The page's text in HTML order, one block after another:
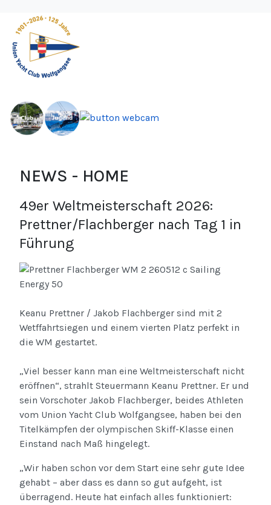
NEWS - HOME
49er Weltmeisterschaft 2026:
Prettner/Flachberger nach Tag 1 in
Führung
Keanu Prettner / Jakob Flachberger sind mit 2
Wetffahrtsiegen und einem vierten Platz perfekt in
die WM gestartet.
„Viel besser kann man eine Weltmeisterschaft nicht
eröffnen“, strahlt Steuermann Keanu Prettner. Er und
sein Vorschoter Jakob Flachberger, beides Athleten
vom Union Yacht Club Wolfgangsee, haben bei den
Titelkämpfen der olympischen Skiff-Klasse einen
Einstand nach Maß hingelegt.
„Wir haben schon vor dem Start eine sehr gute Idee
gehabt – aber dass es dann so gut aufgeht, ist
überragend. Heute hat einfach alles funktioniert: